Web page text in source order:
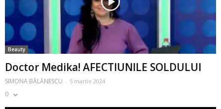
Beauty
Doctor Medika! AFECTIUNILE SOLDULUI
SIMONA BĂLĂNESCU - 5 martie 2024
0